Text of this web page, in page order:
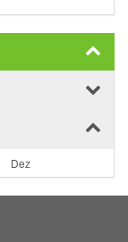
Dez